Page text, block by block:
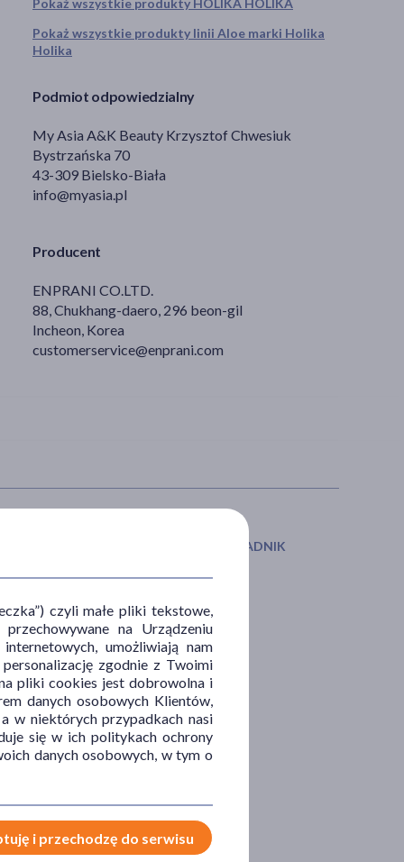
Pokaż wszystkie produkty HOLIKA HOLIKA
Pokaż wszystkie produkty linii Aloe marki Holika
Holika
Podmiot odpowiedzialny
My Asia A&K Beauty Krzysztof Chwesiuk
Bystrzańska 70
43-309 Bielsko-Biała
info@myasia.pl
Producent
ENPRANI CO.LTD.
88, Chukhang-daero, 296 beon-gil
Incheon, Korea
customerservice@enprani.com
GŁÓWNY SKŁADNIK
czyli małe pliki tekstowe,
na Urządzeniu
umożliwiają nam
zgodnie z Twoimi
pliki cookies jest dobrowolna i
danych osobowych Klientów,
w niektórych przypadkach nasi
się w ich politykach ochrony
danych osobowych, w tym o
i przechodzę do serwisu